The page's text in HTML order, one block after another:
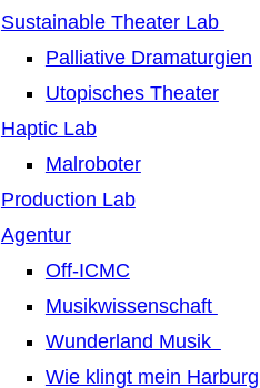
Sustainable Theater Lab
Palliative Dramaturgien
Utopisches Theater
Haptic Lab
Malroboter
Production Lab
Agentur
Off-ICMC
Musikwissenschaft
Wunderland Musik
Wie klingt mein Harburg